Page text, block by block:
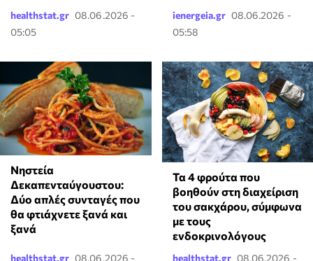
healthstat.gr 08.06.2026 -
05:05
ienergeia.gr 08.06.2026 -
05:58
Νηστεία
Δεκαπενταύγουστου:
Δύο απλές συνταγές που
θα φτιάχνετε ξανά και
ξανά
healthstat.gr 08.06.2026 -
Τα 4 φρούτα που
βοηθούν στη διαχείριση
του σακχάρου, σύμφωνα
με τους
ενδοκρινολόγους
healthstat.gr 08.06.2026 -